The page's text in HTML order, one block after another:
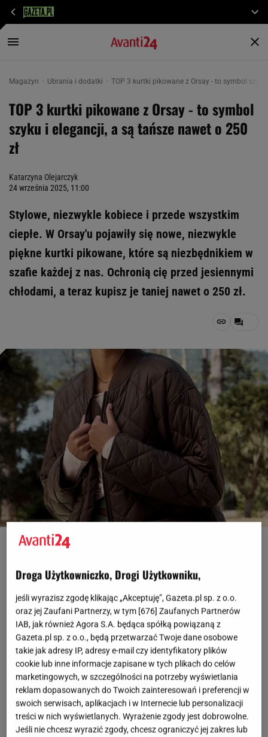
Magazyn Ubrania i dodatki TOP 3 kurtki pikowane z Orsay - to symbol
TOP 3 kurtki pikowane z Orsay - to symbol
szyku i elegancji, a są tańsze nawet o 250
zł
Katarzyna Olejarczyk
24 września 2025, 11:00
Stylowe, niezwykle kobiece i przede wszystkim
ciepłe. W Orsay'u pojawiły się nowe, niezwykle
piękne kurtki pikowane, które są niezbędnikiem w
szafie każdej z nas. Ochronią cię przed jesiennymi
chłodami, a teraz kupisz je taniej nawet o 250 zł.
fot. Instagram @scsugar
Jesień jest już za rogiem, a w twojej szafie nadal
brakuje idealnejkurtki? W tym sezonie nie
obejdziesz się bez kultowego, pikowanego modelu,
który nie tylko zadba o twój komfort, ale także
podkreśli każdą stylizację. Ja w poszukiwaniu ideału
wybrałam się do Orsay, gdzie wybrałam trzy
najpiękniejsze modele.
Droga Użytkowniczko, Drogi Użytkowniku,
jeśli wyrazisz zgodę klikając „Akceptuję”, Gazeta.pl sp. z o.o.
oraz jej Zaufani Partnerzy, w tym [676] Zaufanych Partnerów
IAB, jak również Agora S.A. będąca spółką powiązaną z
Gazeta.pl sp. z o.o., będą przetwarzać Twoje dane osobowe
takie jak adresy IP, adresy e-mail czy identyfikatory plików
cookie lub inne informacje zapisane w tych plikach do celów
marketingowych, w szczególności na potrzeby wyświetlania
reklam dopasowanych do Twoich zainteresowań i preferencji w
swoich serwisach, aplikacjach i w Internecie lub personalizacji
treści w nich wyświetlanych. Wyrażenie zgody jest dobrowolne.
Jeśli nie chcesz wyrazić zgody, chcesz ograniczyć jej zakres lub